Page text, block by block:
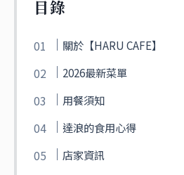
目錄
關於【HARU CAFE】
2026最新菜單
用餐須知
達浪的食用心得
店家資訊